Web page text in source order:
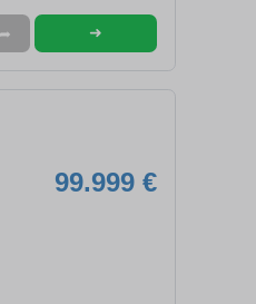
➦ ➜
99.999 €